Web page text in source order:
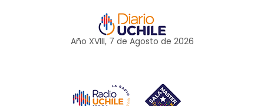
Año XVIII, 7 de Agosto de 2026